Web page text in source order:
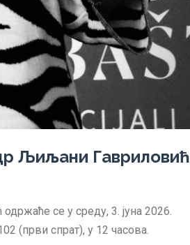
Љиљани Гавриловић
се у среду, 3. јуна 2026.
(први спрат), у 12 часова.